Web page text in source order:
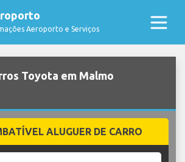
Aeroporto e Serviços
Toyota em Malmo
ALUGUER DE CARRO